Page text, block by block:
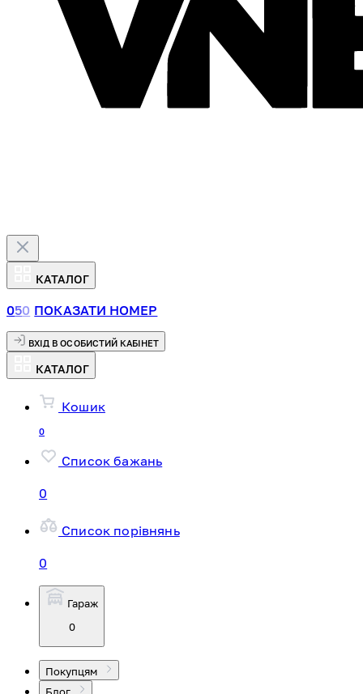
КАТАЛОГ
050 ПОКАЗАТИ НОМЕР
ВХІД В ОСОБИСТИЙ КАБІНЕТ
КАТАЛОГ
Кошик
0
Список бажань
0
Список порівнянь
0
Гараж
0
Покупцям
Блог